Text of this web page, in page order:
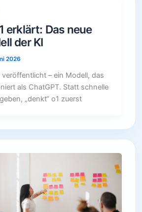
erklärt: Das neue
der KI
2026
veröffentlicht – ein Modell, das
als ChatGPT. Statt schnelle
„denkt“ o1 zuerst